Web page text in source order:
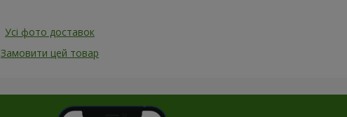
Усі фото доставок
Замовити цей товар